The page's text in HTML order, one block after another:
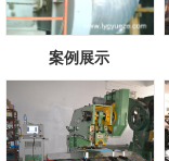
案例展示